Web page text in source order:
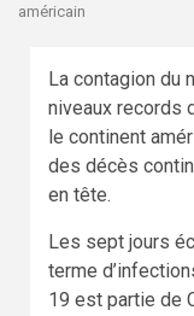
américain
La contagion du
niveaux records
le continent
des décès
en tête.
Les sept jours
terme
19 est partie de